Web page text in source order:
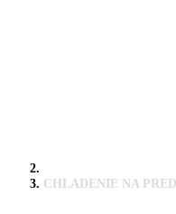
CHLADENIE NA